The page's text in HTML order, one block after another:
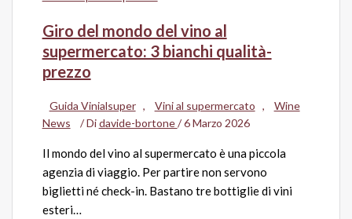
Giro del mondo del vino al
supermercato: 3 bianchi qualità-
prezzo
Guida Vinialsuper , Vini al supermercato ,
Wine
News
/ Didavide-bortone/6 Marzo 2026
Il mondo del vino al supermercato è una piccola
agenzia di viaggio. Per partire non servono
biglietti né check-in. Bastano tre bottiglie di vini
esteri…